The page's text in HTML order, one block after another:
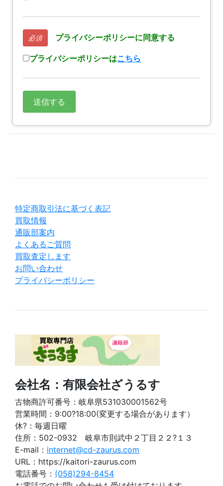
必須 プライバシーポリシーに同意する
プライバシーポリシーはこちら
特定商取引法に基づく表記
買取情報
通販部案内
よくあるご質問
買取査定します
お問い合わせ
プライバシーポリシー
会社名：有限会社ざうるす
古物商許可番号：岐阜県531030001562号
営業時間：9:00?18:00(変更する場合があります）
休?：毎週日曜
住所：502-0932 岐阜市則武中２丁目２２?１３
E-mail： internet@cd-zaurus.com
URL：https://kaitori-zaurus.com
電話番号： (058)294-8454